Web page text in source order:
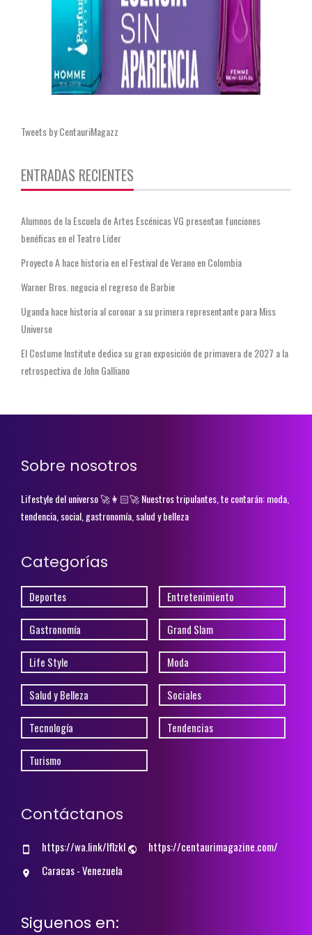
Tweets by CentauriMagazz
ENTRADAS RECIENTES
Alumnos de la Escuela de Artes Escénicas VG presentan funciones
benéficas en el Teatro Líder
Proyecto A hace historia en el Festival de Verano en Colombia
Warner Bros. negocia el regreso de Barbie
Uganda hace historia al coronar a su primera representante para Miss
Universe
El Costume Institute dedica su gran exposición de primavera de 2027 a la
retrospectiva de John Galliano
Sobre nosotros
Lifestyle del universo 🚀👩🏻‍🚀 Nuestros tripulantes, te contarán: moda,
tendencia, social, gastronomía, salud y belleza
Categorías
Deportes Entretenimiento
Gastronomía Grand Slam
Life Style Moda
Salud y Belleza Sociales
Tecnología Tendencias
Turismo
Contáctanos
https://wa.link/lflzkl
https://centaurimagazine.com/
Caracas - Venezuela
Siguenos en: